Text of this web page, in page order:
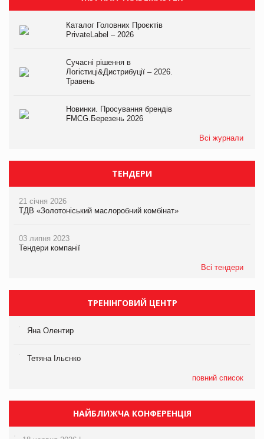
Каталог Головних Проєктів
PrivateLabel – 2026
Сучасні рішення в
Логістиці&Дистрибуції – 2026.
Травень
Новинки. Просування брендів
FMCG.Березень 2026
Всі журнали
ТЕНДЕРИ
21 січня 2026
ТДВ «Золотоніський маслоробний комбінат»
03 липня 2023
Тендери компанії
Всі тендери
ТРЕНІНГОВИЙ ЦЕНТР
Яна Олентир
Тетяна Ільєнко
повний список
НАЙБЛИЖЧА КОНФЕРЕНЦІЯ